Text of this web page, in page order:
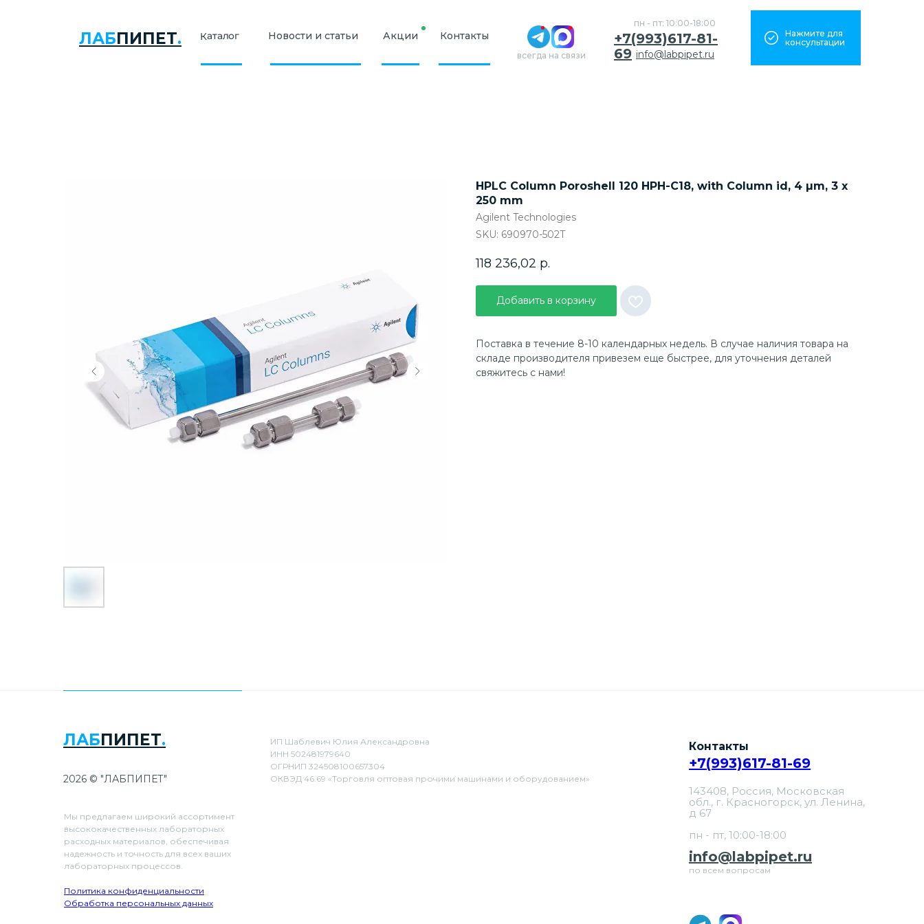
ЛАБПИПЕТ.
Нажмите для
консультации
пн - пт: 10:00-18:00
info@labpipet.ru
Каталог Контакты
Новости и статьи
всегда на связи
+7(993)617-81-
69
Акции
HPLC Column Poroshell 120 HPH-C18, with Column id, 4 µm, 3 x
250 mm
Agilent Technologies
SKU: 690970-502T
118 236,02 р.
Добавить в корзину
Поставка в течение 8-10 календарных недель. В случае наличия товара на
складе производителя привезем еще быстрее, для уточнения деталей
свяжитесь с нами!
ЛАБПИПЕТ.
Мы предлагаем широкий ассортимент
высококачественных лабораторных
расходных материалов, обеспечивая
надежность и точность для всех ваших
лабораторных процессов.
Политика конфиденциальности
Обработка персональных данных
ИП Шаблевич Юлия Александровна
ИНН 502481979640
ОГРНИП 324508100657304
ОКВЭД 46.69 «Торговля оптовая прочими машинами и оборудованием»
2026 © "ЛАБПИПЕТ"
Контакты
info@labpipet.ru
+7(993)617-81-69
по всем вопросам
143408, Россия, Московская
обл., г. Красногорск, ул. Ленина,
д 67
пн - пт, 10:00-18:00